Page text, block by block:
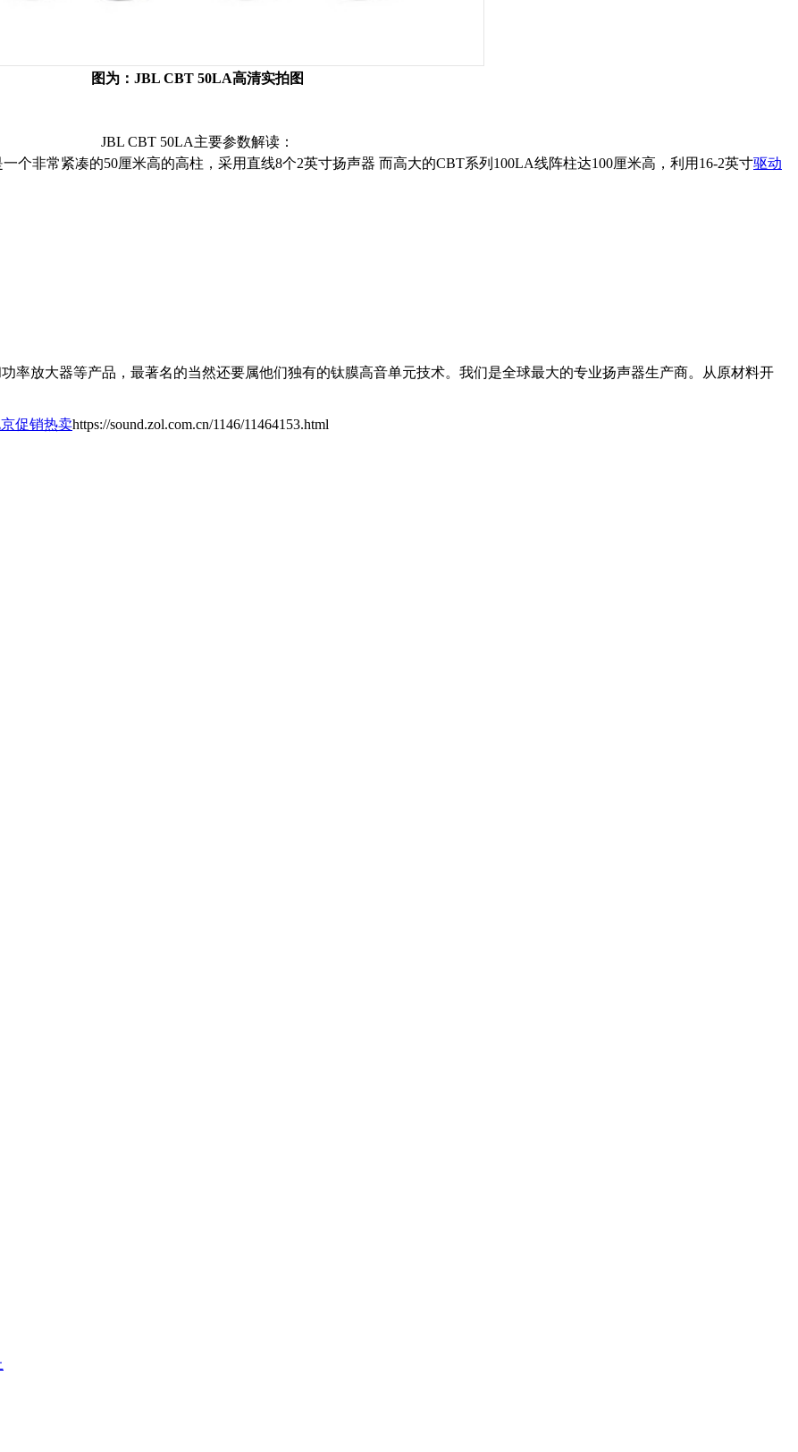
图为：JBL CBT 50LA高清实拍图
JBL CBT 50LA主要参数解读：
个非常紧凑的50厘米高的高柱，采用直线8个2英寸扬声器 而高大的CBT系列100LA线阵柱达100厘米高，利用16-2英寸驱动
率放大器等产品，最著名的当然还要属他们独有的钛膜高音单元技术。我们是全球最大的专业扬声器生产商。从原材料开
促销热卖https://sound.zol.com.cn/1146/11464153.html